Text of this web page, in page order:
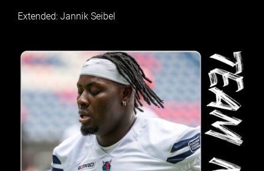
Extended: Jannik Seibel